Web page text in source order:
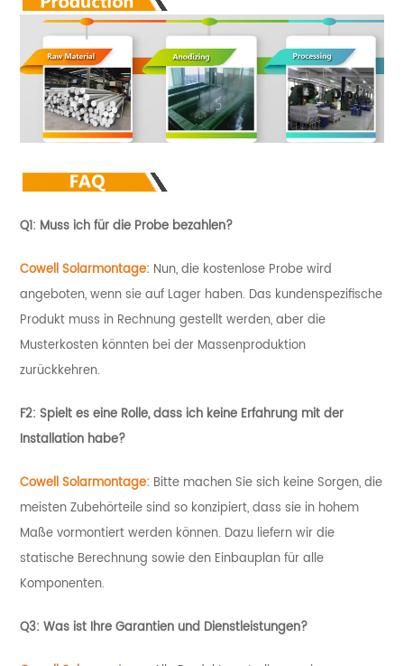
Q1: Muss ich für die Probe bezahlen?
Cowell Solarmontage: Nun, die kostenlose Probe wird
angeboten, wenn sie auf Lager haben. Das kundenspezifische
Produkt muss in Rechnung gestellt werden, aber die
Musterkosten könnten bei der Massenproduktion
zurückkehren.
F2: Spielt es eine Rolle, dass ich keine Erfahrung mit der
Installation habe?
Cowell Solarmontage: Bitte machen Sie sich keine Sorgen, die
meisten Zubehörteile sind so konzipiert, dass sie in hohem
Maße vormontiert werden können. Dazu liefern wir die
statische Berechnung sowie den Einbauplan für alle
Komponenten.
Q3: Was ist Ihre Garantien und Dienstleistungen?